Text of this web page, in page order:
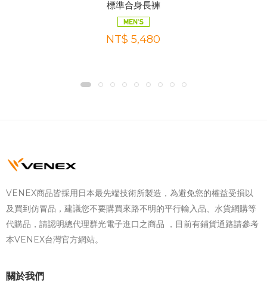
標準合身長褲
NT$ 5,480
VENEX商品皆採用日本最先端技術所製造，為避免您的權益受損以
及買到仿冒品，建議您不要購買來路不明的平行輸入品、水貨網購等
代購品，請認明總代理群光電子進口之商品 ，目前有鋪貨通路請參考
本VENEX台灣官方網站。
關於我們